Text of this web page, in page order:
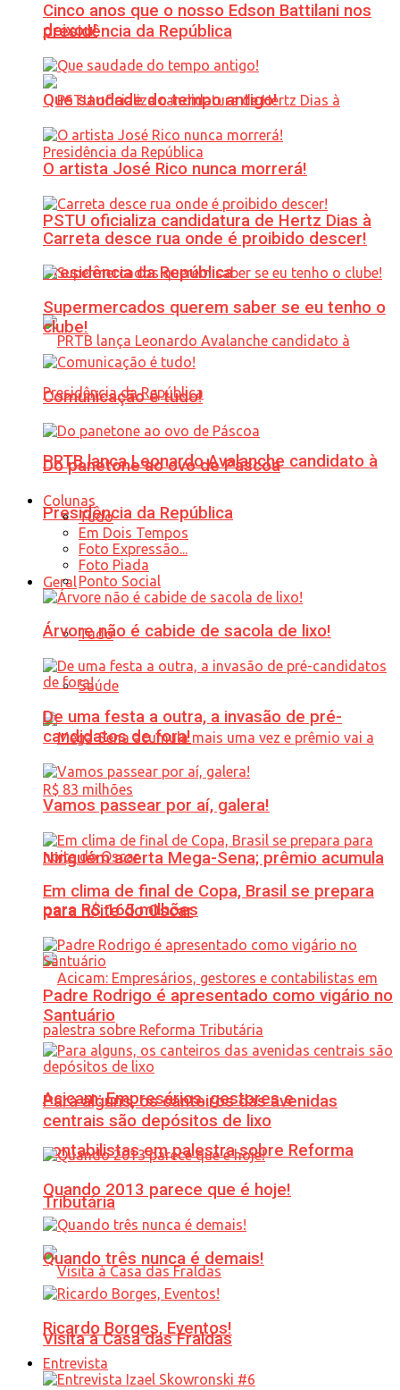
presidência da República
PSTU oficializa candidatura de Hertz Dias à
Presidência da República
PRTB lança Leonardo Avalanche candidato à
Presidência da República
Geral
Tudo
Saúde
Ninguém acerta Mega-Sena; prêmio acumula
para R$ 165 milhões
Acicam: Empresários, gestores e
contabilistas em palestra sobre Reforma
Tributária
Visita à Casa das Fraldas
Cinco anos que o nosso Edson Battilani nos
deixou!
Que saudade do tempo antigo!
O artista José Rico nunca morrerá!
Carreta desce rua onde é proibido descer!
Supermercados querem saber se eu tenho o
clube!
Comunicação é tudo!
Do panetone ao ovo de Páscoa
Colunas
Tudo
Em Dois Tempos
Foto Expressão...
Foto Piada
Ponto Social
Árvore não é cabide de sacola de lixo!
De uma festa a outra, a invasão de pré-
candidatos de fora!
Vamos passear por aí, galera!
Em clima de final de Copa, Brasil se prepara
para noite do Oscar
Padre Rodrigo é apresentado como vigário no
Santuário
Para alguns, os canteiros das avenidas
centrais são depósitos de lixo
Quando 2013 parece que é hoje!
Quando três nunca é demais!
Ricardo Borges, Eventos!
Entrevista